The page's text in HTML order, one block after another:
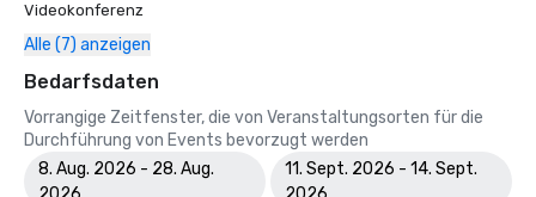
Videokonferenz
Alle (7) anzeigen
Bedarfsdaten
Vorrangige Zeitfenster, die von Veranstaltungsorten für die
Durchführung von Events bevorzugt werden
8. Aug. 2026 - 28. Aug.
11. Sept. 2026 - 14. Sept.